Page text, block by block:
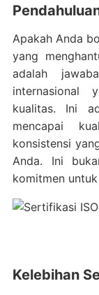
Apakah Anda
yang
adalah
internasional
kualitas. Ini
mencapai
konsistensi
Anda. Ini
komitmen
Kelebihan